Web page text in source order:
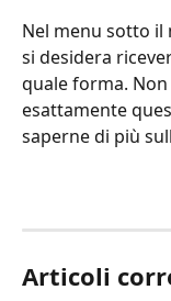
Nel menu sotto il
si desidera
quale forma.
esattamente
saperne di più
Articoli